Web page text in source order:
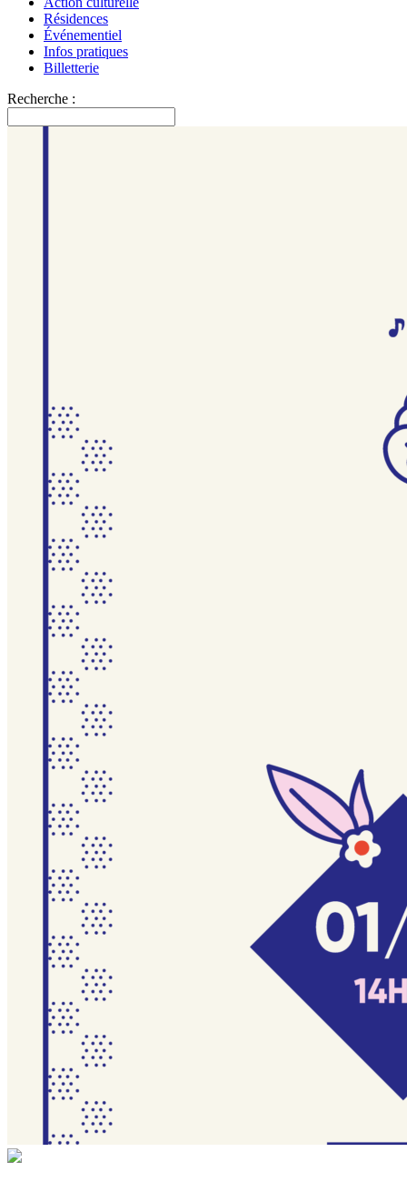
Résidences
Événementiel
Infos pratiques
Billetterie
Recherche :